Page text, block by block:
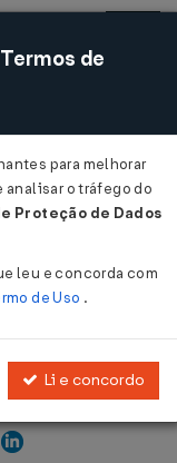
Acessar
06/2008
jun 2008
de
para melhorar
o tráfego do
Proteção de Dados
leu e concorda com
de Uso .
Li e concordo